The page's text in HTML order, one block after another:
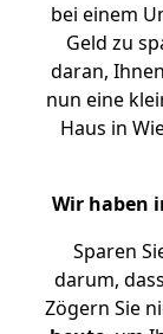
bei einem
Geld zu
daran,
nun eine
Haus in
Wir haben
Sparen
darum,
Zögern Sie